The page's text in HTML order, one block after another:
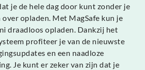
je de hele dag door kunt zonder je
over opladen. Met MagSafe kun je
draadloos opladen. Dankzij het
profiteer je van de nieuwste
en een naadloze
Je kunt er zeker van zijn dat je